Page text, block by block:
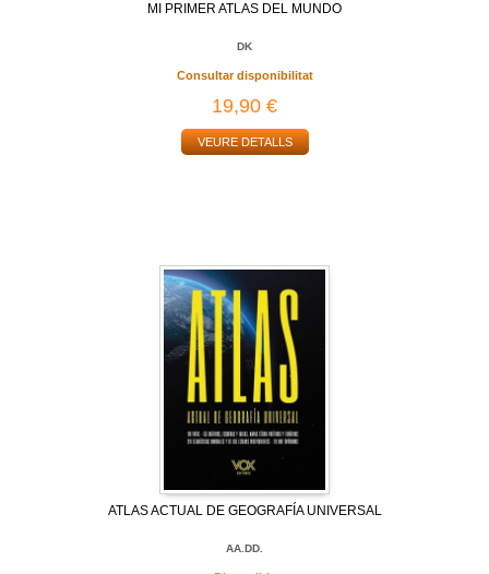
MI PRIMER ATLAS DEL MUNDO
DK
Consultar disponibilitat
19,90 €
VEURE DETALLS
ATLAS ACTUAL DE GEOGRAFÍA UNIVERSAL
AA.DD.